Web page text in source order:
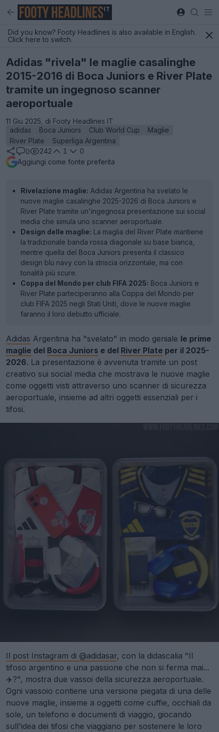
IT
Did you know? Footy Headlines is also available in English.
Click here to switch.
Adidas "rivela" le maglie casalinghe
2015-2016 di Boca Juniors e River Plate
tramite un ingegnoso scanner
aeroportuale
11 Giu 2025, di Footy Headlines IT
adidas
Boca Juniors Club World Cup
Maglie
River Plate
Superliga Argentina
0
242 1
0
Aggiungi come fonte preferita
Rivelazione maglie: Adidas Argentina ha svelato le
nuove maglie casalinghe 2025-2026 di Boca Juniors e
River Plate tramite un'ingegnosa presentazione sui social
media che simula uno scanner aeroportuale.
Design delle maglie: La maglia del River Plate mantiene
la tradizionale banda rossa diagonale su base bianca,
mentre quella del Boca Juniors presenta il classico
design blu navy con la striscia orizzontale, ma con
tonalità più scure.
Coppa del Mondo per club FIFA 2025: Boca Juniors e
River Plate parteciperanno alla Coppa del Mondo per
club FIFA 2025 negli Stati Uniti, dove le nuove maglie
faranno il loro debutto ufficiale.
Adidas Argentina ha "svelato" in modo geniale le prime
maglie del Boca Juniors e del River Plate per il 2025-
2026. La presentazione è avvenuta tramite un post
creativo sui social media che mostrava le nuove maglie
come oggetti visti attraverso uno scanner di sicurezza
aeroportuale, insieme ad altri oggetti essenziali per i
tifosi.
Il post Instagram di @adidasar, con la didascalia "Il
tifoso argentino e una passione che non si ferma mai...
✈️?", mostra due vassoi della sicurezza aeroportuale.
Ogni vassoio contiene una versione piegata di una delle
nuove maglie, insieme a oggetti come cuffie, occhiali da
sole, un telefono e documenti di viaggio, giocando
sull'idea dei tifosi che viaggiano per sostenere le loro